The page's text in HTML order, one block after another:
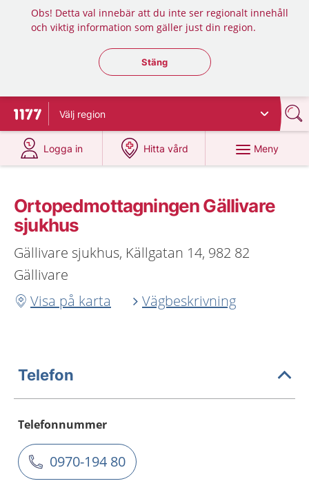
Obs! Detta val innebär att du inte ser regionalt innehåll
och viktig information som gäller just din region.
Stäng regionsväljaren
Stäng
Till startsidan för 1177
Välj region
Logga in
på 1177.se
Hitta vård
på 1177.se
Meny
Ortopedmottagningen Gällivare
sjukhus
Gällivare sjukhus, Källgatan 14, 982 82
Gällivare
Visa på karta
Vägbeskrivning
Telefon
Telefonnummer
0970-194 80